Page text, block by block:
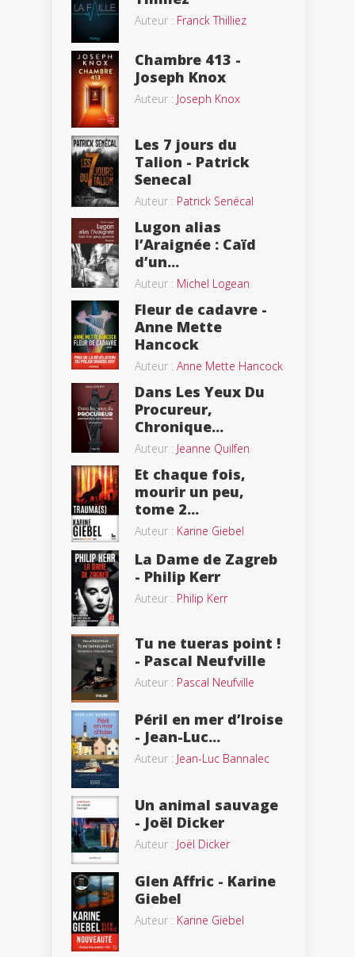
Auteur : Franck Thilliez
Chambre 413 -
Joseph Knox
Auteur : Joseph Knox
Les 7 jours du
Talion - Patrick
Senecal
Auteur : Patrick Senécal
Lugon alias
l’Araignée : Caïd
d’un...
Auteur : Michel Logean
Fleur de cadavre -
Anne Mette
Hancock
Auteur : Anne Mette Hancock
Dans Les Yeux Du
Procureur,
Chronique...
Auteur : Jeanne Quilfen
Et chaque fois,
mourir un peu,
tome 2...
Auteur : Karine Giebel
La Dame de Zagreb
- Philip Kerr
Auteur : Philip Kerr
Tu ne tueras point !
- Pascal Neufville
Auteur : Pascal Neufville
Péril en mer d’Iroise
- Jean-Luc...
Auteur : Jean-Luc Bannalec
Un animal sauvage
- Joël Dicker
Auteur : Joël Dicker
Glen Affric - Karine
Giebel
Auteur : Karine Giebel